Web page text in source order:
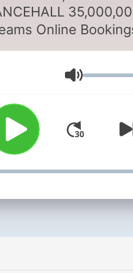
Online
USA DJ for
& Hip Hop
you follow for more
exclusive songs
Ένταση